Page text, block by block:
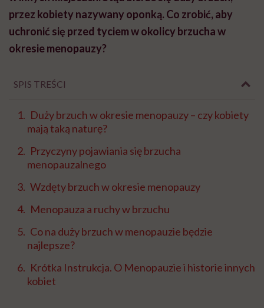
przez kobiety nazywany oponką. Co zrobić, aby
uchronić się przed tyciem w okolicy brzucha w
okresie menopauzy?
SPIS TREŚCI
Duży brzuch w okresie menopauzy – czy kobiety
mają taką naturę?
Przyczyny pojawiania się brzucha
menopauzalnego
Wzdęty brzuch w okresie menopauzy
Menopauza a ruchy w brzuchu
Co na duży brzuch w menopauzie będzie
najlepsze?
Krótka Instrukcja. O Menopauzie i historie innych
kobiet